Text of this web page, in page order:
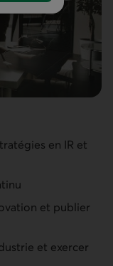
en IR et
et publier
et exercer